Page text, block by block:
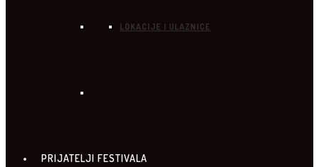
LOKACIJE I ULAZNICE
PRIJATELJI FESTIVALA